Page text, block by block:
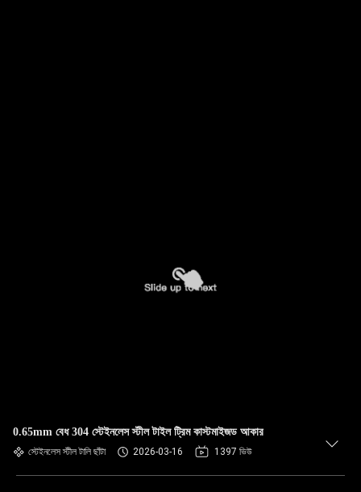
0.65mm বেধ 304 স্টেইনলেস স্টীল টাইল ট্রিম কাস্টমাইজড আকার
স্টেইনলেস স্টীল টালি ছাঁটা 2026-03-16 1397 ভিউ